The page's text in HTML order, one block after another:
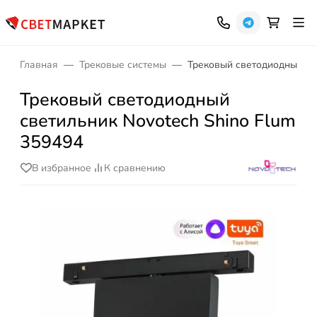
Главная Трековые системы Трековый светодиодный
Трековый светодиодный
светильник Novotech Shino Flum
359494
В избранное К сравнению